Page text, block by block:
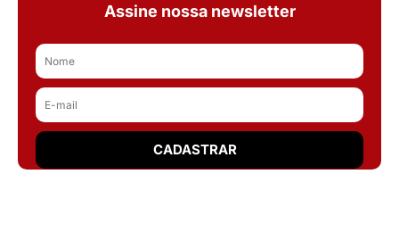
Assine nossa newsletter